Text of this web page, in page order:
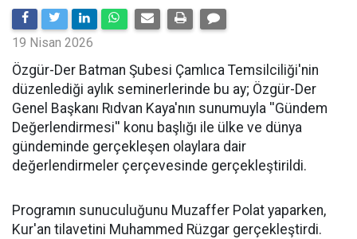
19 Nisan 2026
​Özgür-Der Batman Şubesi Çamlıca Temsilciliği'nin
düzenlediği aylık seminerlerinde bu ay; Özgür-Der
Genel Başkanı Rıdvan Kaya'nın sunumuyla ''Gündem
Değerlendirmesi'' konu başlığı ile ülke ve dünya
gündeminde gerçekleşen olaylara dair
değerlendirmeler çerçevesinde gerçekleştirildi.
Programın sunuculuğunu Muzaffer Polat yaparken,
Kur'an tilavetini Muhammed Rüzgar gerçekleştirdi.